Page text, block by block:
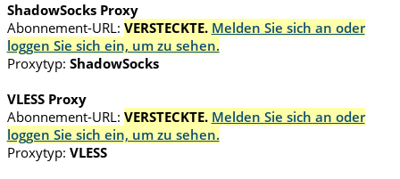
ShadowSocks Proxy
Abonnement-URL: VERSTECKTE. Melden Sie sich an oder
loggen Sie sich ein, um zu sehen.
Proxytyp: ShadowSocks
VLESS Proxy
Abonnement-URL: VERSTECKTE. Melden Sie sich an oder
loggen Sie sich ein, um zu sehen.
Proxytyp: VLESS